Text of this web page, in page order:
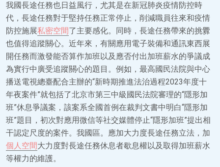
我國長途任務也日益風行，尤其是在新冠肺炎疫情防控時
代，長途任務對于堅持任務正常停止，削減職員往來和疫情
防控施展私密空間了主要感化。同時，長途任務帶來的挑釁
也值得追蹤關心。近年來，有關應用電子裝備和通訊東西展
開任務而激發能否算作加班以及應否付出加班薪水的爭議成
為實行中廣受追蹤關心的題目。例如，最高國民法院與中心
播送電視總臺配合主辦的“新時期推進法治過程2023年度十
年夜案件”就包括了北京市第三中級國民法院審理的“隱形加
班”休息爭議案，該案系全國首例在裁判文書中明白“隱形加
班”題目，初次對應用微信等社交媒體停止“隱形加班”提出相
干認定尺度的案件。我國區。應加大力度長途任務立法，加
個人空間大力度對長途任務休息者歇息權以及取得加班薪水
等權力的維護。